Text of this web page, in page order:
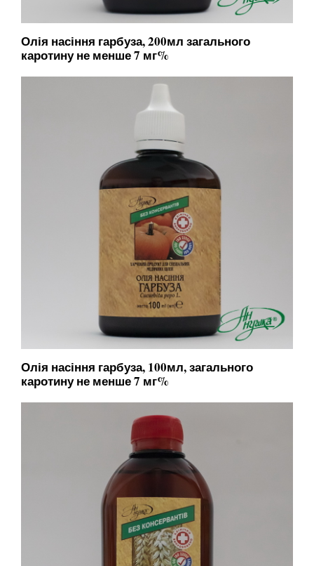
Олія насіння гарбуза, 200мл загального
каротину не менше 7 мг%
Олія насіння гарбуза, 100мл, загального
каротину не менше 7 мг%